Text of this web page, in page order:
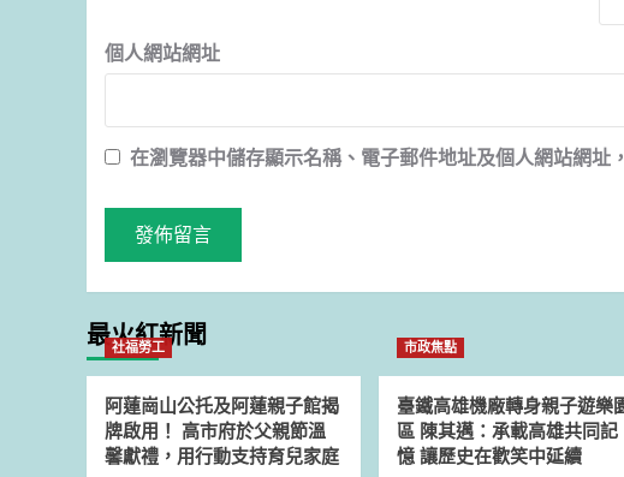
個人網站網址
在瀏覽器中儲存顯示名稱、電子郵件地址及個人網站網址
最火紅新聞
社福勞工
阿蓮崗山公托及阿蓮親子館揭
牌啟用！ 高市府於父親節溫
馨獻禮，用行動支持育兒家庭
市政焦點
臺鐵高雄機廠轉身親子遊樂
區 陳其邁：承載高雄共同記
憶 讓歷史在歡笑中延續